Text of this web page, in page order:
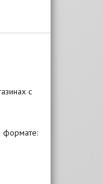
с
формате: